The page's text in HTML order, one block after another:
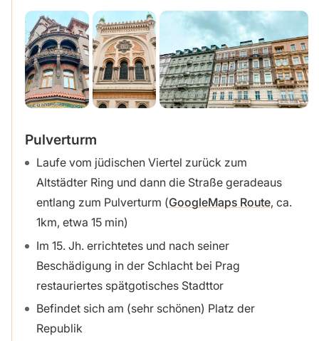
Pulverturm
Laufe vom jüdischen Viertel zurück zum
Altstädter Ring und dann die Straße geradeaus
entlang zum Pulverturm (GoogleMaps Route, ca.
1km, etwa 15 min)
Im 15. Jh. errichtetes und nach seiner
Beschädigung in der Schlacht bei Prag
restauriertes spätgotisches Stadttor
Befindet sich am (sehr schönen) Platz der
Republik